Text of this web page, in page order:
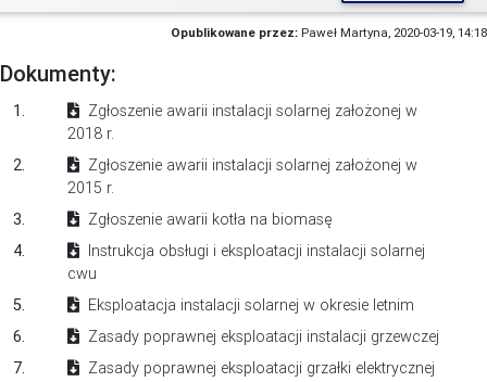
Opublikowane przez: Paweł Martyna, 2020-03-19, 14:18
Dokumenty:
1.
Zgłoszenie awarii instalacji solarnej założonej w
2018 r.
2.
Zgłoszenie awarii instalacji solarnej założonej w
2015 r.
3.
Zgłoszenie awarii kotła na biomasę
4.
Instrukcja obsługi i eksploatacji instalacji solarnej
cwu
5.
Eksploatacja instalacji solarnej w okresie letnim
6.
Zasady poprawnej eksploatacji instalacji grzewczej
7.
Zasady poprawnej eksploatacji grzałki elektrycznej